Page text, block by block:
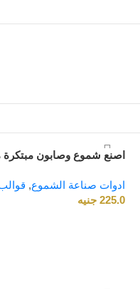
اصنع شموع وصابون مبتكرة
عيد الميلاد
135جرام
ادوات صناعة الشموع,
225.0 جنيه